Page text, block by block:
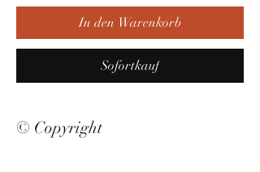
In den Warenkorb
Sofortkauf
© Copyright